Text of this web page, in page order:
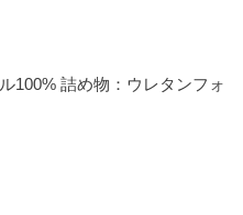
100% 詰め物：ウレタンフォ